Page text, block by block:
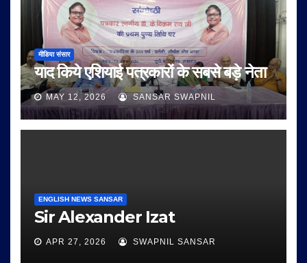
मीडिया संसार
याद किये एशियाई पत्रकारों के सबसे बड़े नेता
MAY 12, 2026 SANSAR SWAPNIL
ENGLISH NEWS SANSAR
Sir Alexander Izat
APR 27, 2026 SWAPNIL SANSAR